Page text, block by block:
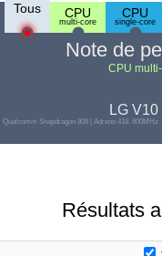
Tous CPU
multi-core
CPU
single-core
Note de
CPU
LG V10
Qualcomm Snapdragon 808 | Adreno 418, 600MHz
Résultats